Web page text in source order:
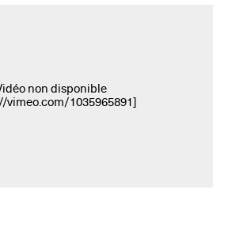
non disponible
vimeo.com/1035965891]